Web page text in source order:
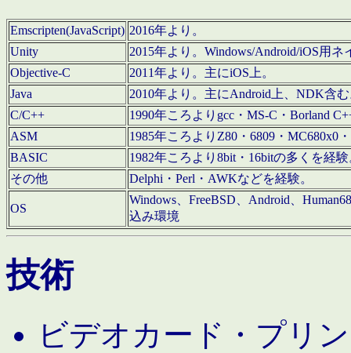
Emscripten(JavaScript) 2016年より。
Unity
2015年より。Windows/Android/iOS用
Objective-C
2011年より。主にiOS上。
Java
2010年より。主にAndroid上、NDK含
C/C++
1990年ころよりgcc・MS-C・Borland
ASM
1985年ころよりZ80・6809・MC680x0
BASIC
1982年ころより8bit・16bitの多くを経
その他
Delphi・Perl・AWKなどを経験。
OS
Windows、FreeBSD、Android、
込み環境
技術
ビデオカード・プリ